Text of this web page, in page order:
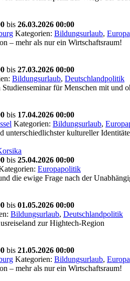
bis 26.03.2026 00:00
Kategorien: Bildungsurlaub,
– mehr als nur ein Wirtschaftsraum!
bis 27.03.2026 00:00
Bildungsurlaub, Deutschlandpolitik
für Menschen mit und
bis 17.04.2026 00:00
Kategorien: Bildungsurlaub,
unterschiedlichster kultureller
bis 25.04.2026 00:00
Europapolitik
die ewige Frage nach der
bis 01.05.2026 00:00
Bildungsurlaub, Deutschlandpolitik
zur Hightech-Region
bis 21.05.2026 00:00
Kategorien: Bildungsurlaub,
– mehr als nur ein Wirtschaftsraum!